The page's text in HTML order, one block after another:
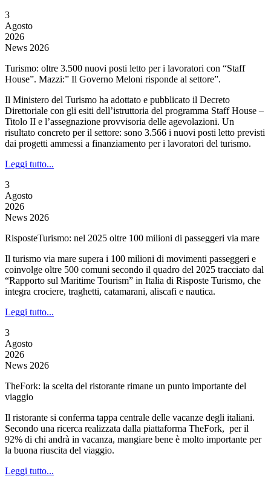
3
Agosto
2026
News 2026
Turismo: oltre 3.500 nuovi posti letto per i lavoratori con “Staff
House”. Mazzi:” Il Governo Meloni risponde al settore”.
Il Ministero del Turismo ha adottato e pubblicato il Decreto
Direttoriale con gli esiti dell’istruttoria del programma Staff House –
Titolo II e l’assegnazione provvisoria delle agevolazioni. Un
risultato concreto per il settore: sono 3.566 i nuovi posti letto previsti
dai progetti ammessi a finanziamento per i lavoratori del turismo.
Leggi tutto...
3
Agosto
2026
News 2026
RisposteTurismo: nel 2025 oltre 100 milioni di passeggeri via mare
Il turismo via mare supera i 100 milioni di movimenti passeggeri e
coinvolge oltre 500 comuni secondo il quadro del 2025 tracciato dal
“Rapporto sul Maritime Tourism” in Italia di Risposte Turismo, che
integra crociere, traghetti, catamarani, aliscafi e nautica.
Leggi tutto...
3
Agosto
2026
News 2026
TheFork: la scelta del ristorante rimane un punto importante del
viaggio
Il ristorante si conferma tappa centrale delle vacanze degli italiani.
Secondo una ricerca realizzata dalla piattaforma TheFork, per il
92% di chi andrà in vacanza, mangiare bene è molto importante per
la buona riuscita del viaggio.
Leggi tutto...